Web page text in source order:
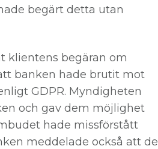
begärt detta utan
klientens begäran om
banken hade brutit mot
GDPR. Myndigheten
och gav dem möjlighet
hade missförstått
meddelade också att de